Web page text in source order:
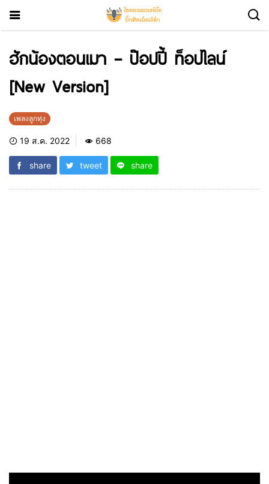
ฮักน้องตอนเมา – ป๊อปปี้ ท็อปไลน์
[New Version]
เพลงลูกทุ่ง
19 ส.ค. 2022 668
share tweet share